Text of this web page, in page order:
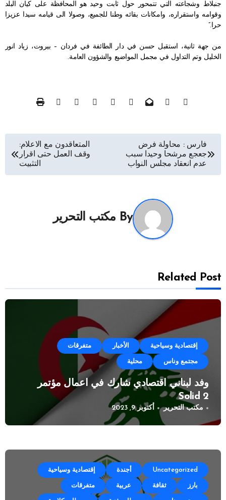
جنبلاط وشجاعته التي تتمحور حول ثابت وحيد هو المحافظة على كيان البلد
وقوامه واستقراره، وامكانات بقائه وطنا للجميع، وصولا الى قيامه سيدا عزيزا
حرا.”
من جهة ثانية، استقبل حسن في دار الطائفة في فردان – بيروت، زياد انور
الخليل وتم التداول في مجمل المواضيع والشؤون العامة.
تصفّح
المقالات
فارس : محاولة فرض
جعجع مرشحا وحيدا سبب
عدم انعقاد مجلس النواب
المتعاقدون مع الاعلام:
وقف العمل حتى اقرار
التثبيت
By مكتب التحرير
Related Post
إقتصادية وسياحية الأخبار متفرقات
مجتمع وناس محلية
وفد لبناني اقتصادي شارك في اعمال مؤتمر
Solid 2
مكتب التحرير أكتوبر 9, 2023
Uncategorized أجندة إقتصادية وسياحية
بارز ثقافة عربية متفرقات